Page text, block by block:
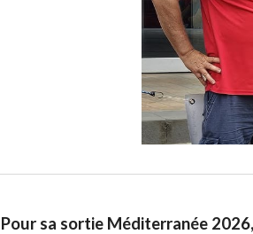
Pour sa sortie Méditerranée